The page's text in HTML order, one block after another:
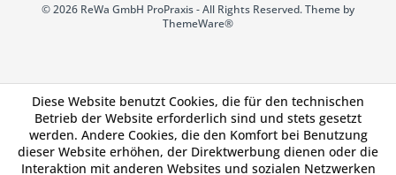
© 2026 ReWa GmbH ProPraxis - All Rights Reserved. Theme by
ThemeWare®
Diese Website benutzt Cookies, die für den technischen
Betrieb der Website erforderlich sind und stets gesetzt
werden. Andere Cookies, die den Komfort bei Benutzung
dieser Website erhöhen, der Direktwerbung dienen oder die
Interaktion mit anderen Websites und sozialen Netzwerken